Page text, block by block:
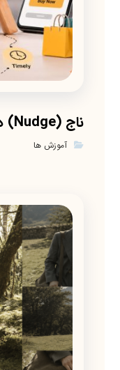
ناج (Nudge) در رفتار مصرف‌کننده
آموزش ها